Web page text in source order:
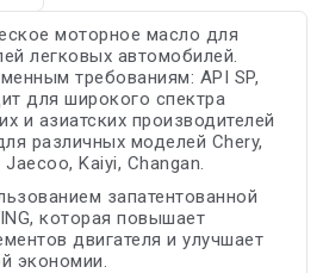
моторное масло для
легковых автомобилей.
требованиям: API SP,
для широкого спектра
и азиатских производителей
различных моделей Chery,
Kaiyi, Changan.
запатентованной
которая повышает
двигателя и улучшает
экономии.